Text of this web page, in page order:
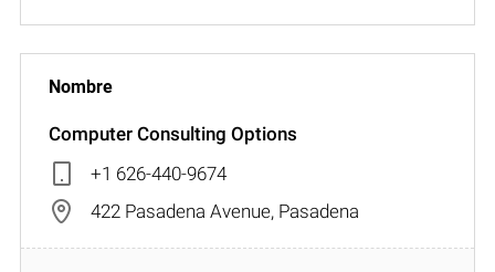
Computer Consulting Options
+1 626-440-9674
422 Pasadena Avenue, Pasadena